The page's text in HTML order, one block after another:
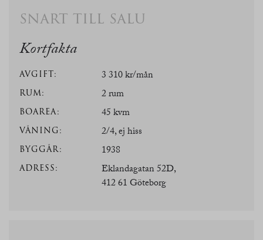
snart till salu
Kortfakta
AVGIFT: 3 310 kr/mån
RUM: 2 rum
BOAREA: 45 kvm
VÅNING: 2/4, ej hiss
BYGGÅR: 1938
ADRESS:
Eklandagatan 52D,
412 61 Göteborg